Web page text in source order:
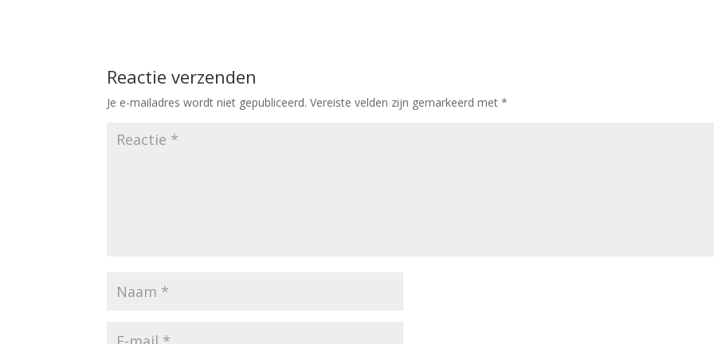
Reactie verzenden
Je e-mailadres wordt niet gepubliceerd. Vereiste velden zijn gemarkeerd met*